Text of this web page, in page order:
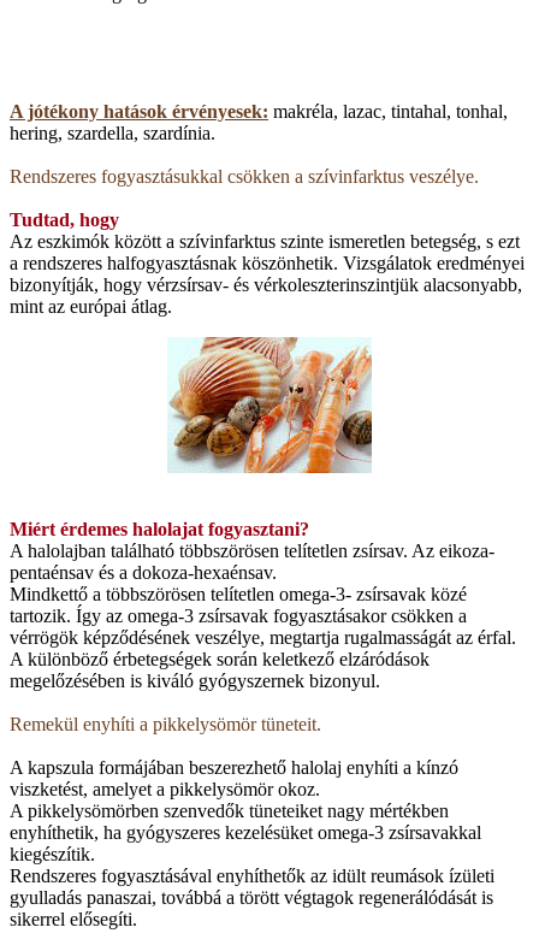
A jótékony hatások érvényesek: makréla, lazac, tintahal, tonhal,
hering, szardella, szardínia.
Rendszeres fogyasztásukkal csökken a szívinfarktus veszélye.
Tudtad, hogy
Az eszkimók között a szívinfarktus szinte ismeretlen betegség, s ezt
a rendszeres halfogyasztásnak köszönhetik. Vizsgálatok eredményei
bizonyítják, hogy vérzsírsav- és vérkoleszterinszintjük alacsonyabb,
mint az európai átlag.
Miért érdemes halolajat fogyasztani?
A halolajban található többszörösen telítetlen zsírsav. Az eikoza-
pentaénsav és a dokoza-hexaénsav.
Mindkettő a többszörösen telítetlen omega-3- zsírsavak közé
tartozik. Így az omega-3 zsírsavak fogyasztásakor csökken a
vérrögök képződésének veszélye, megtartja rugalmasságát az érfal.
A különböző érbetegségek során keletkező elzáródások
megelőzésében is kiváló gyógyszernek bizonyul.
Remekül enyhíti a pikkelysömör tüneteit.
A kapszula formájában beszerezhető halolaj enyhíti a kínzó
viszketést, amelyet a pikkelysömör okoz.
A pikkelysömörben szenvedők tüneteiket nagy mértékben
enyhíthetik, ha gyógyszeres kezelésüket omega-3 zsírsavakkal
kiegészítik.
Rendszeres fogyasztásával enyhíthetők az idült reumások ízületi
gyulladás panaszai, továbbá a törött végtagok regenerálódását is
sikerrel elősegíti.